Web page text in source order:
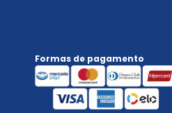
Formas de pagamento